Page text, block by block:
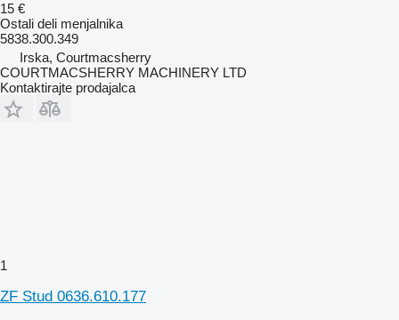
15 €
Ostali deli menjalnika
5838.300.349
Irska, Courtmacsherry
COURTMACSHERRY MACHINERY LTD
Kontaktirajte prodajalca
1
ZF Stud 0636.610.177